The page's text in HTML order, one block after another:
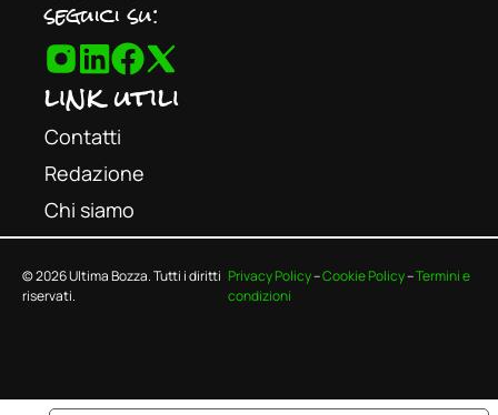
seguici su:
link utili
Contatti
Redazione
Chi siamo
© 2026 Ultima Bozza. Tutti i diritti
riservati.
Privacy Policy–Cookie Policy–Termini e
condizioni